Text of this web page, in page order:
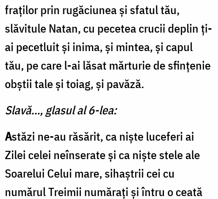
fraților prin rugăciunea și sfatul tău,
slăvitule Natan, cu pecetea crucii deplin ți-
ai pecetluit și inima, și mintea, și capul
tău, pe care l-ai lăsat mărturie de sfințenie
obștii tale și toiag, și pavăză.
Slavă..., glasul al 6-lea:
Astăzi ne-au răsărit, ca niște luceferi ai
Zilei celei neînserate și ca niște stele ale
Soarelui Celui mare, sihaștrii cei cu
numărul Treimii numărați și întru o ceată